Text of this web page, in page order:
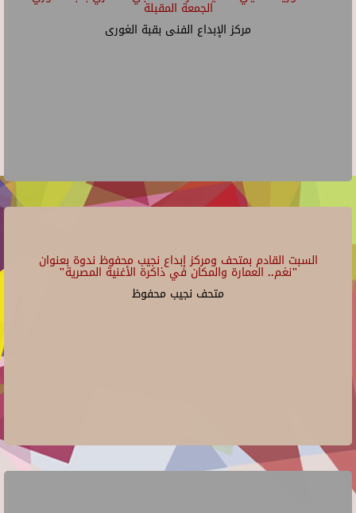
الجمعة المقبلة
مركز الإبداع الفنى بقبة الغورى
السبت القادم بمتحف ومركز إبداع نجيب محفوظ ندوة بعنوان
"نغم.. العمارة والمكان في ذاكرة الأغنية المصرية"
متحف نجيب محفوظ